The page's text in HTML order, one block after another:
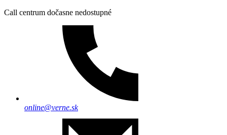
Call centrum dočasne nedostupné
online@verne.sk